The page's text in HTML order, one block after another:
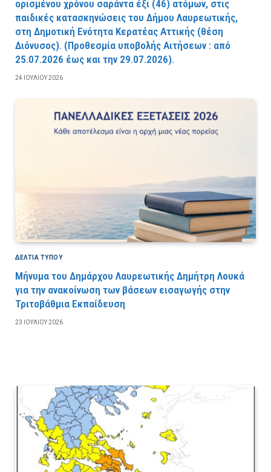
ορισμένου χρόνου σαράντα έξι (46) ατόμων, στις
παιδικές κατασκηνώσεις του Δήμου Λαυρεωτικής,
στη Δημοτική Ενότητα Κερατέας Αττικής (θέση
Διόνυσος). (Προθεσμία υποβολής Αιτήσεων : από
25.07.2026 έως και την 29.07.2026).
24 ΙΟΥΛΊΟΥ 2026
ΔΕΛΤΙΑ ΤΥΠΟΥ
Μήνυμα του Δημάρχου Λαυρεωτικής Δημήτρη Λουκά
για την ανακοίνωση των βάσεων εισαγωγής στην
Τριτοβάθμια Εκπαίδευση
23 ΙΟΥΛΊΟΥ 2026